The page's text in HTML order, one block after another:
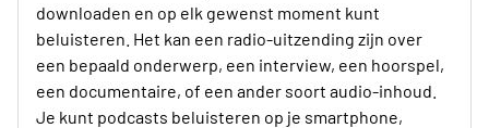
downloaden en op elk gewenst moment kunt
beluisteren. Het kan een radio-uitzending zijn over
een bepaald onderwerp, een interview, een hoorspel,
een documentaire, of een ander soort audio-inhoud.
Je kunt podcasts beluisteren op je smartphone,